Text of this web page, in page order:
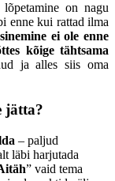
on nagu
enne kui rattad ilma
ei ole enne
kõige tähtsama
ja alles siis oma
jätta?
– paljud
läbi harjutada
” vaid tema